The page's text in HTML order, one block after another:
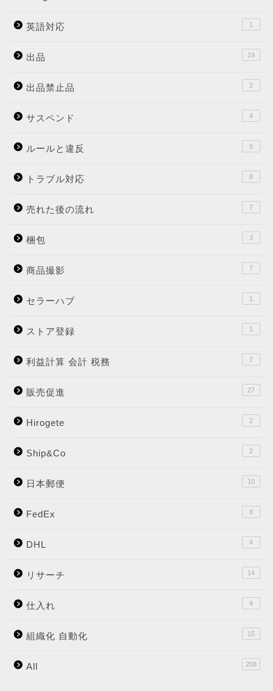
英語対応 1
出品 19
出品禁止品 2
サスペンド 4
ルールと違反 9
トラブル対応 8
売れた後の流れ 7
梱包 3
商品撮影 7
セラーハブ 1
ストア登録 1
利益計算 会計 税務 7
販売促進 27
Hirogete 2
Ship&Co 2
日本郵便 10
FedEx 8
DHL 4
リサーチ 14
仕入れ 4
組織化 自動化 15
All 208